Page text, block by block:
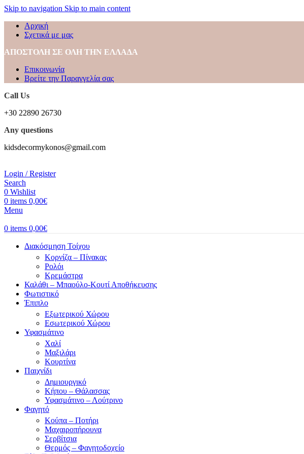
Skip to navigation Skip to main content
Αρχική
Σχετικά με μας
ΑΠΟΣΤΟΛΗ ΣΕ ΟΛΗ ΤΗΝ ΕΛΛΑΔΑ
Επικοινωνία
Βρείτε την Παραγγελία σας
Call Us
+30 22890 26730
Any questions
kidsdecormykonos@gmail.com
Login / Register
Search
0 Wishlist
0 items 0,00€
Menu
0 items 0,00€
Διακόσμηση Τοίχου
Κορνίζα – Πίνακας
Ρολόι
Κρεμάστρα
Καλάθι – Μπαούλο-Κουτί Αποθήκευσης
Φωτιστικό
Έπιπλο
Εξωτερικού Χώρου
Εσωτερικού Χώρου
Υφασμάτινο
Χαλί
Μαξιλάρι
Κουρτίνα
Παιχνίδι
Δημιουργικό
Κήπου – Θάλασσας
Υφασμάτινο – Λούτρινο
Φαγητό
Κούπα – Ποτήρι
Μαχαιροπήρουνα
Σερβίτσια
Θερμός – Φαγητοδοχείο